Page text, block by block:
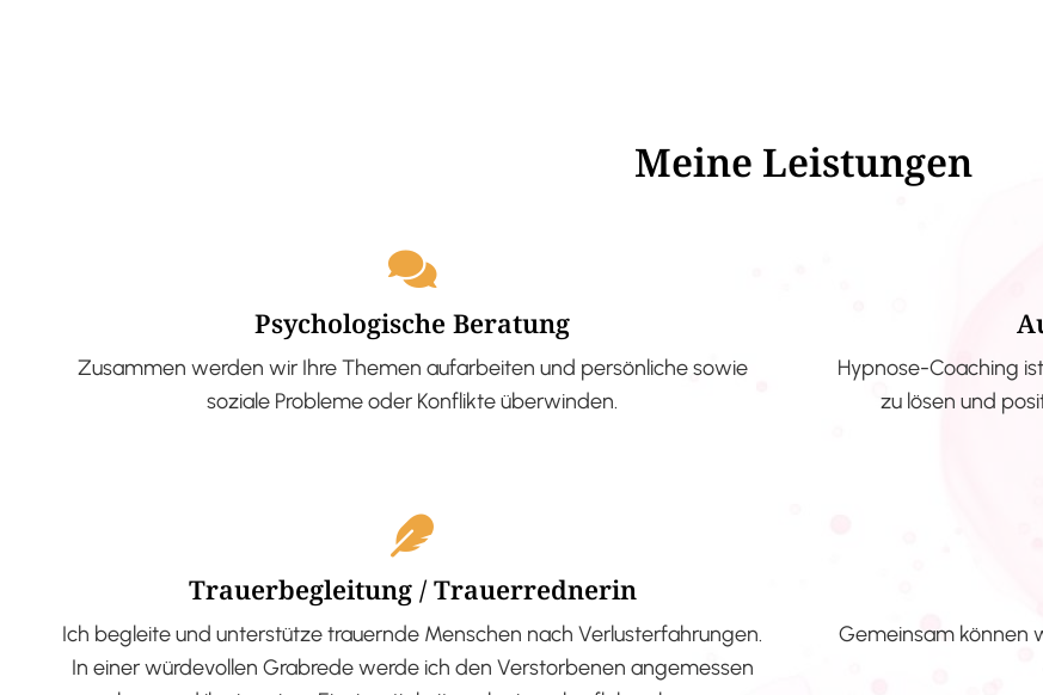
Meine Leistungen
Psychologische Beratung
Zusammen werden wir Ihre Themen aufarbeiten und persönliche sowie
soziale Probleme oder Konflikte überwinden.
Hypnose-Coaching
zu lösen und
Trauerbegleitung / Trauerrednerin
Ich begleite und unterstütze trauernde Menschen nach Verlusterfahrungen.
In einer würdevollen Grabrede werde ich den Verstorbenen angemessen
Gemeinsam können